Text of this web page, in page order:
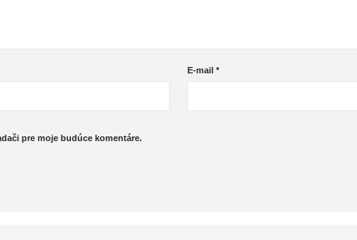
E-mail*
pre moje budúce komentáre.